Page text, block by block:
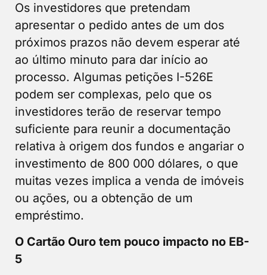
Os investidores que pretendam
apresentar o pedido antes de um dos
próximos prazos não devem esperar até
ao último minuto para dar início ao
processo. Algumas petições I-526E
podem ser complexas, pelo que os
investidores terão de reservar tempo
suficiente para reunir a documentação
relativa à origem dos fundos e angariar o
investimento de 800 000 dólares, o que
muitas vezes implica a venda de imóveis
ou ações, ou a obtenção de um
empréstimo.
O Cartão Ouro tem pouco impacto no EB-
5